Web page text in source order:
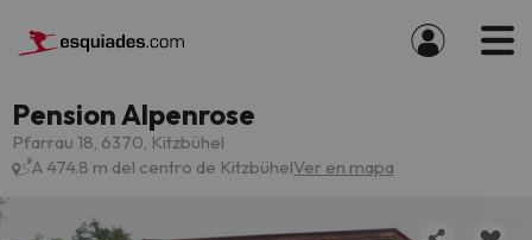
Pension Alpenrose
Pfarrau 18, 6370, Kitzbühel
A 474.8 m del centro de KitzbühelVer en mapa